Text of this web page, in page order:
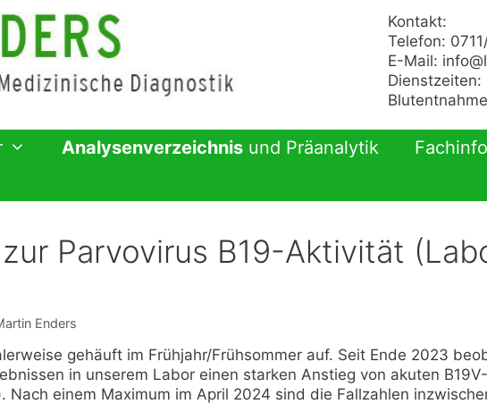
Kontakt:
Telefon:
E-Mail:
Analysenverzeichnis und Präanalytik
Parvovirus B19-Aktivität
Enders
gehäuft im Frühjahr/Frühsommer auf. Seit Ende 2023
in unserem Labor einen starken Anstieg von akuten
Nach einem Maximum im April 2024 sind die Fallzahlen